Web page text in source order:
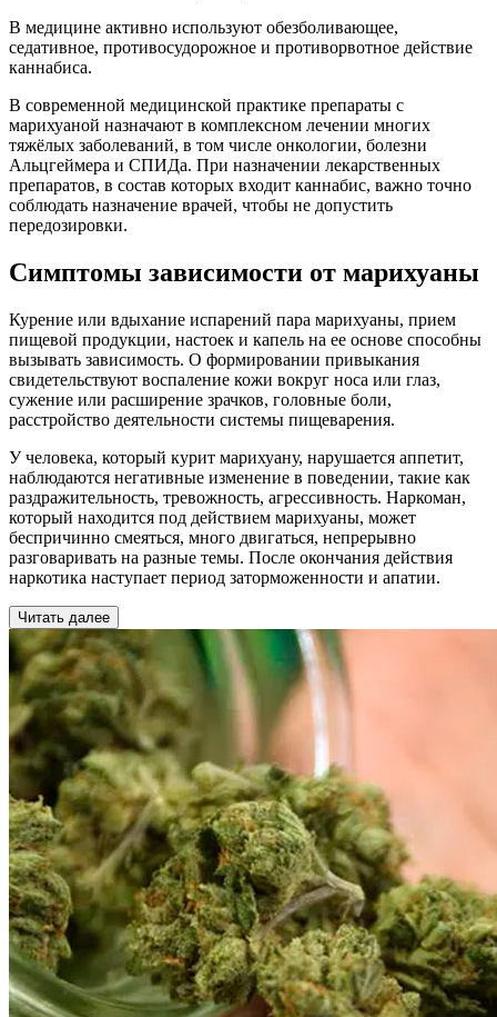
В медицине активно используют обезболивающее,
седативное, противосудорожное и противорвотное действие
каннабиса.
В современной медицинской практике препараты с
марихуаной назначают в комплексном лечении многих
тяжёлых заболеваний, в том числе онкологии, болезни
Альцгеймера и СПИДа. При назначении лекарственных
препаратов, в состав которых входит каннабис, важно точно
соблюдать назначение врачей, чтобы не допустить
передозировки.
Симптомы зависимости от марихуаны
Курение или вдыхание испарений пара марихуаны, прием
пищевой продукции, настоек и капель на ее основе способны
вызывать зависимость. О формировании привыкания
свидетельствуют воспаление кожи вокруг носа или глаз,
сужение или расширение зрачков, головные боли,
расстройство деятельности системы пищеварения.
У человека, который курит марихуану, нарушается аппетит,
наблюдаются негативные изменение в поведении, такие как
раздражительность, тревожность, агрессивность. Наркоман,
который находится под действием марихуаны, может
беспричинно смеяться, много двигаться, непрерывно
разговаривать на разные темы. После окончания действия
наркотика наступает период заторможенности и апатии.
Читать далее